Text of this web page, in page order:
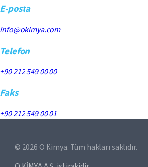
E-posta
info@okimya.com
Telefon
+90 212 549 00 00
Faks
+90 212 549 00 01
© 2026 O Kimya. Tüm hakları saklıdır.